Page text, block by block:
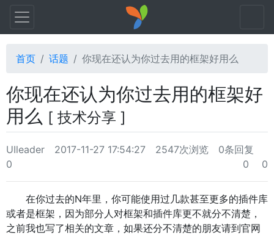
首页 话题 你现在还认为你过去用的框架好用么
你现在还认为你过去用的框架好
用么 [ 技术分享 ]
UIleader 2017-11-27 17:54:27 2547次浏览
0条回复
0
0 0
在你过去的N年里，你可能使用过几款甚至更多的插件库
或者是框架，因为部分人对框架和插件库更不就分不清楚，
之前我也写了相关的文章，如果还分不清楚的朋友请到官网